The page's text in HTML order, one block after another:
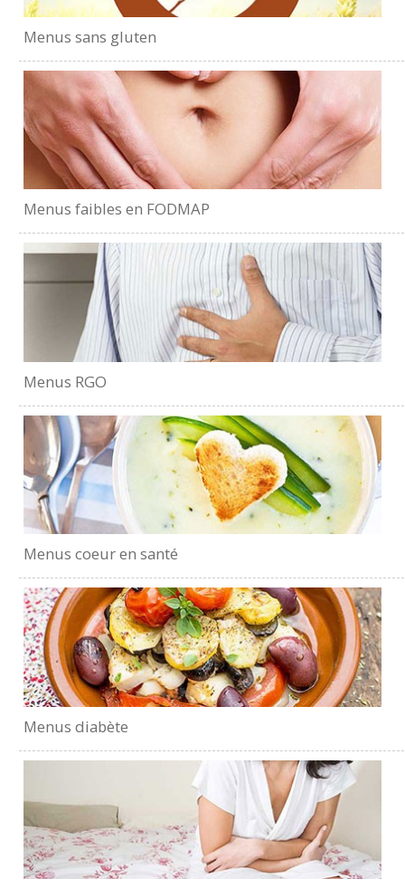
Menus sans gluten
Menus faibles en FODMAP
Menus RGO
Menus coeur en santé
Menus diabète